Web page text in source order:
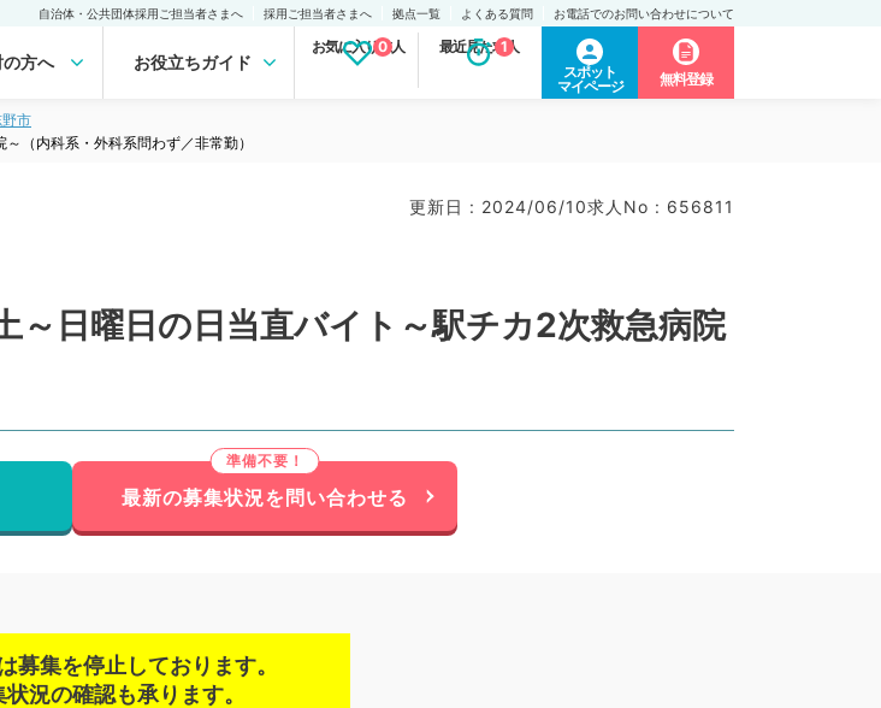
自治体・公共団体採用ご担当者さまへ 採用ご担当者さまへ 拠点一覧 よくある質問 お電話でのお問い合わせについて
方へ お役立ちガイド
お気に入り求人
0 最近見た求人
1
スポット
マイページ
無料登録
市
（内科系・外科系問わず／非常勤）
更新日 : 2024/06/10求人No : 656811
～日曜日の日当直バイト～駅チカ2次救急病院
最新の募集状況を問い合わせる
募集を停止しております。
況の確認も承ります。